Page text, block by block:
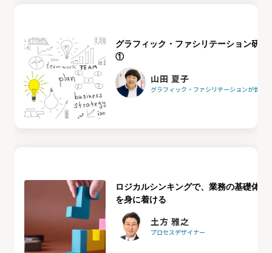
グラフィック・ファシリテーション研修
①
山田 夏子
グラフィック・ファシリテーションが世界
ロジカルシンキングで、業務の基礎体力
を身に着ける
土方 雅之
プロセスデザイナー